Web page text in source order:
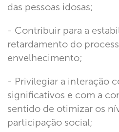
das pessoas idosas;
- Contribuir para a
retardamento do
envelhecimento;
- Privilegiar a interação
significativos e com a
sentido de otimizar os
participação social;